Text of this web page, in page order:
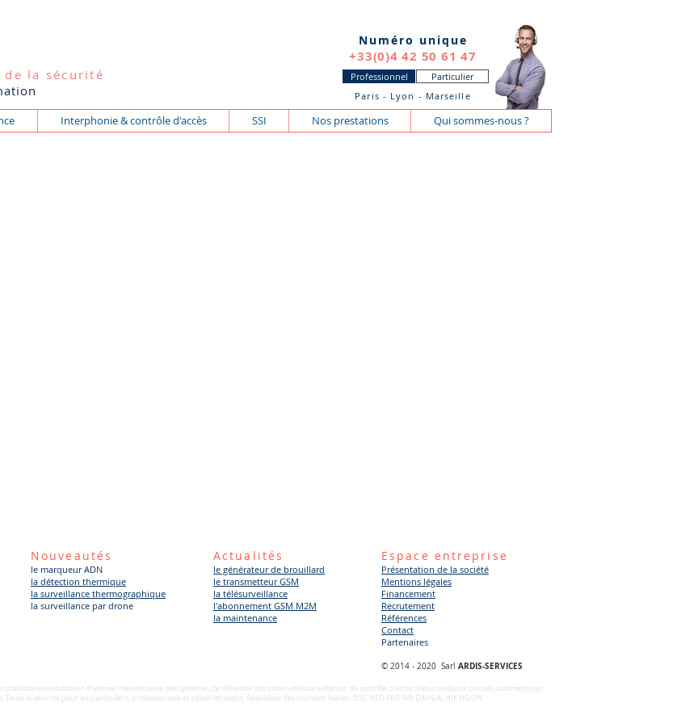
la sécurité
Numéro unique
+33(0)4 42 50 61 47
Professionnel
Particulier
Paris - Lyon - Marseille
Interphonie & contrôle d'accès SSI Nos prestations Qui sommes-nous ?
Nouveautés
le marqueur ADN
la détection thermique
la surveillance thermographique
la surveillance par drone
Actualités
le générateur de brouillard
le transmetteur GSM
la télésurveillance
l'abonnement GSM M2M
la maintenance
Espace entreprise
Présentation de la société
​Mentions légales
Financement
Recrutement
Références
Contact
Partenaires
© 2014 - 2020 Sarl ARDIS-SERVICES
installation et installateur d'alarme, maintenance des systèmes de détection intrusion vidéosurveillance, de contrôle d'accès télésurveillance portails automatiques
la sécurité pour les particuliers, professionnels et administrations. Spécialiste des courants faibles. DSC NEO PRO WP, DAHUA, HIKVISION